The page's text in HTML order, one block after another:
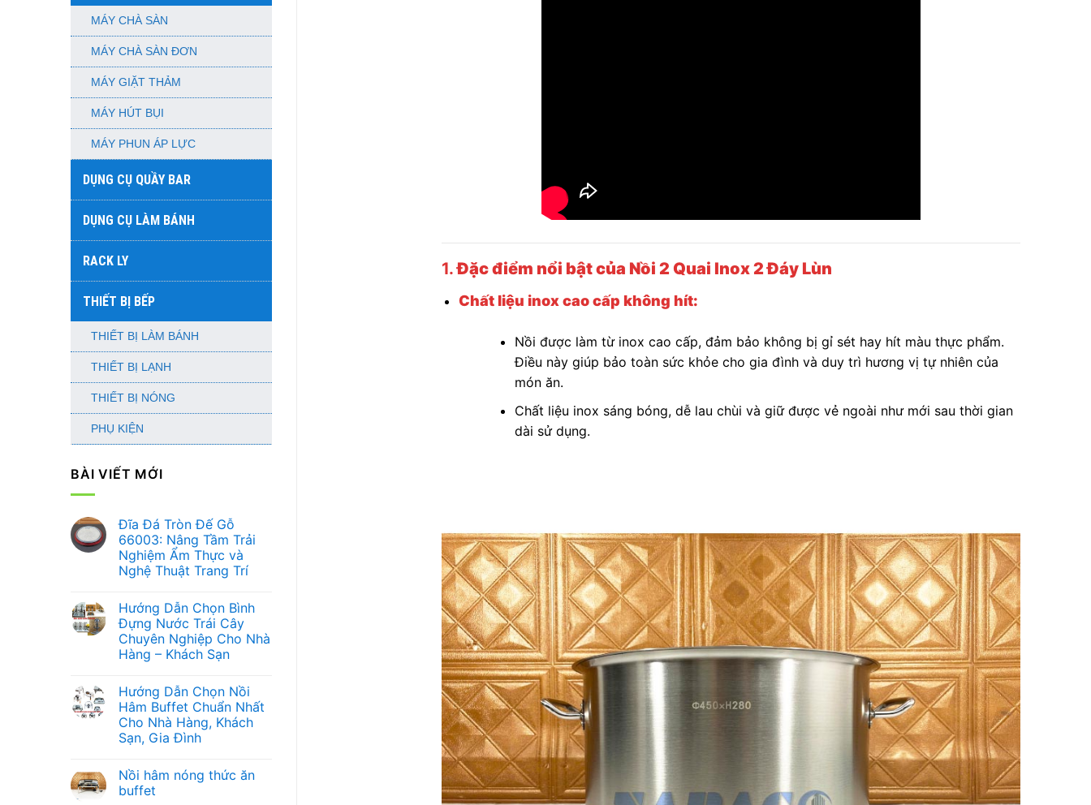
MÁY CHÀ SÀN
MÁY CHÀ SÀN ĐƠN
MÁY GIẶT THẢM
MÁY HÚT BỤI
MÁY PHUN ÁP LỰC
DỤNG CỤ QUẦY BAR
DỤNG CỤ LÀM BÁNH
RACK LY
THIẾT BỊ BẾP
THIẾT BỊ LÀM BÁNH
THIẾT BỊ LẠNH
THIẾT BỊ NÓNG
PHỤ KIỆN
BÀI VIẾT MỚI
Đĩa Đá Tròn Đế Gỗ
66003: Nâng Tầm Trải
Nghiệm Ẩm Thực và
Nghệ Thuật Trang Trí
bình
luận
ở
Đĩa
Đá
Tròn
66003:
Nâng
Tầm
Trải
Nghiệm
Ẩm
Nghệ
Thuật
Trang
Hướng Dẫn Chọn Bình
Đựng Nước Trái Cây
Chuyên Nghiệp Cho Nhà
Hàng – Khách Sạn
bình
luận
ở
Hướng
Dẫn
Chọn
Nước
Trái
Cây
Hướng Dẫn Chọn Nồi
Hâm Buffet Chuẩn Nhất
Cho Nhà Hàng, Khách
Sạn, Gia Đình
bình
luận
ở
Nồi hâm nóng thức ăn
buffet
1.Đặc điểm nổi bật của Nồi 2 Quai Inox 2 Đáy Lùn
Chất liệu inox cao cấp không hít:
Nồi được làm từ inox cao cấp, đảm bảo không bị gỉ sét hay hít màu thực phẩm.
Điều này giúp bảo toàn sức khỏe cho gia đình và duy trì hương vị tự nhiên của
món ăn.
Chất liệu inox sáng bóng, dễ lau chùi và giữ được vẻ ngoài như mới sau thời gian
dài sử dụng.